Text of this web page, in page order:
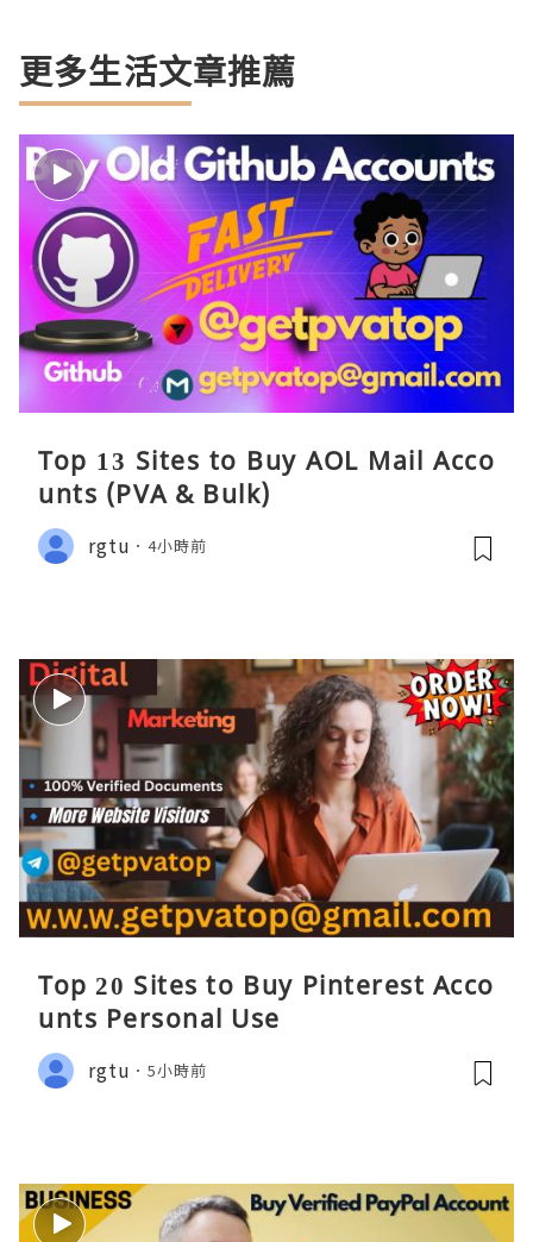
更多生活文章推薦
Top 13 Sites to Buy AOL Mail Acco
unts (PVA & Bulk)
rgtu 4小時前
Top 20 Sites to Buy Pinterest Acco
unts Personal Use
rgtu 5小時前